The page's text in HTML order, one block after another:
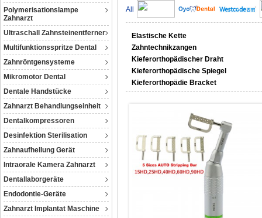
Polymerisationslampe
Zahnarzt
Ultraschall Zahnsteinentferner
Multifunktionsspritze Dental
Zahnröntgensysteme
Mikromotor Dental
Dentale Handstücke
Zahnarzt Behandlungseinheit
Dentalkompressoren‎
Desinfektion Sterilisation
Zahnaufhellung Gerät
Intraorale Kamera Zahnarzt
Dentallaborgeräte
Endodontie-Geräte
Zahnarzt Implantat Maschine
All
Elastische Kette
Zahntechnikzangen
Kieferorthopädischer Draht
Kieferorthopädische Spiegel
Kieferorthopädie Bracket